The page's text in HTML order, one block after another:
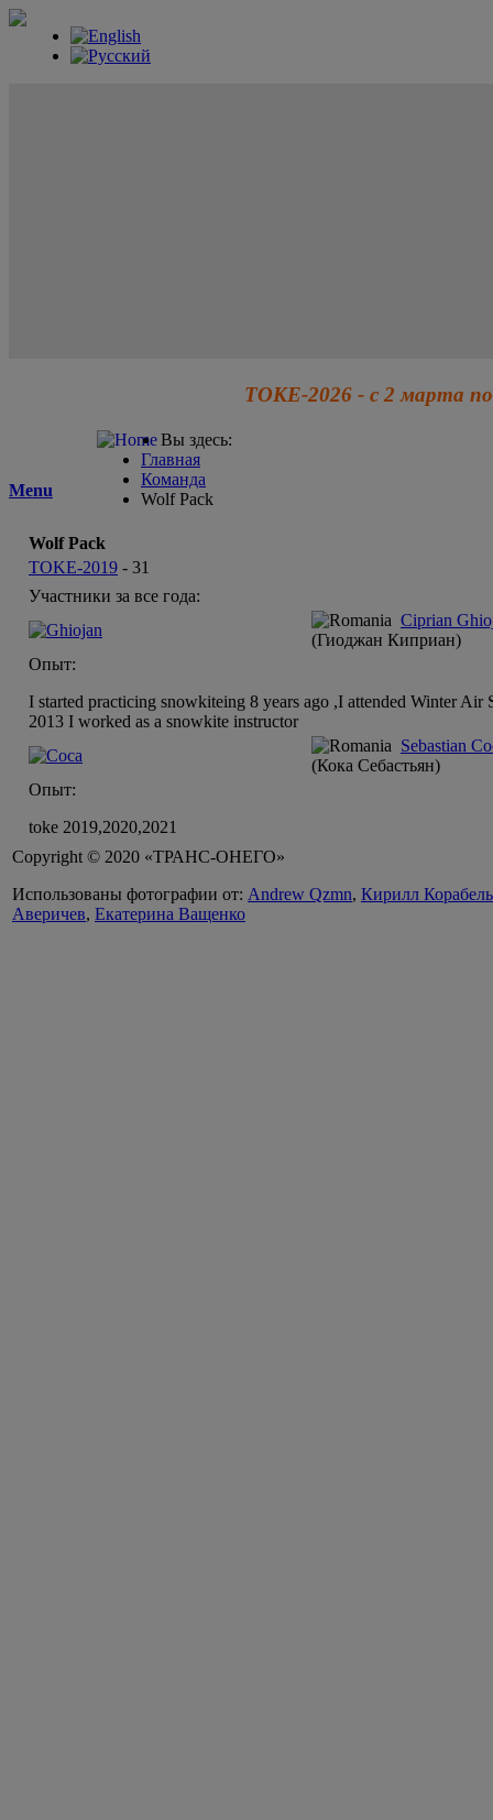
ТОКЕ-2026 - с 2 марта по
Menu
Вы здесь:
Главная
Команда
Wolf Pack
Wolf Pack
TOKE-2019 - 31
Участники за все года:
Ciprian
(Гиоджан Киприан)
Опыт:
I started practicing snowkiteing 8 years ago ,I attended Winter
2013 I worked as a snowkite instructor
Sebastian
(Кока Себастьян)
Опыт:
toke 2019,2020,2021
Copyright © 2020 «ТРАНС-ОНЕГО»
Использованы фотографии от: Andrew Qzmn, Кирилл
Аверичев, Екатерина Ващенко